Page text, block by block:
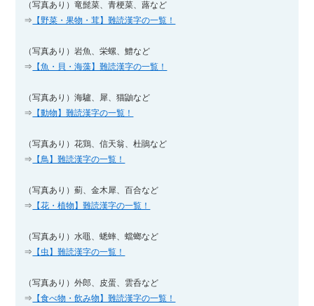
（写真あり）竜髭菜、青梗菜、蕗など
⇒
【野菜・果物・茸】難読漢字の一覧！
（写真あり）岩魚、栄螺、鱧など
⇒
【魚・貝・海藻】難読漢字の一覧！
（写真あり）海驢、犀、猫鼬など
⇒
【動物】難読漢字の一覧！
（写真あり）花鶏、信天翁、杜鵑など
⇒
【鳥】難読漢字の一覧！
（写真あり）薊、金木犀、百合など
⇒
【花・植物】難読漢字の一覧！
（写真あり）水黽、蟋蟀、蟷螂など
⇒
【虫】難読漢字の一覧！
（写真あり）外郎、皮蛋、雲呑など
⇒
【食べ物・飲み物】難読漢字の一覧！